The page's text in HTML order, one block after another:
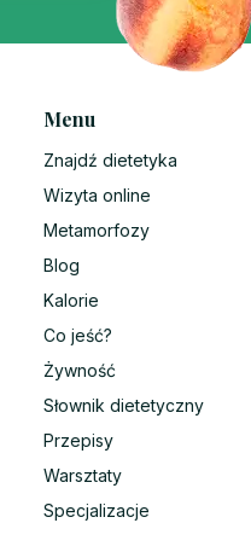
Menu
Znajdź dietetyka
Wizyta online
Metamorfozy
Blog
Kalorie
Co jeść?
Żywność
Słownik dietetyczny
Przepisy
Warsztaty
Specjalizacje